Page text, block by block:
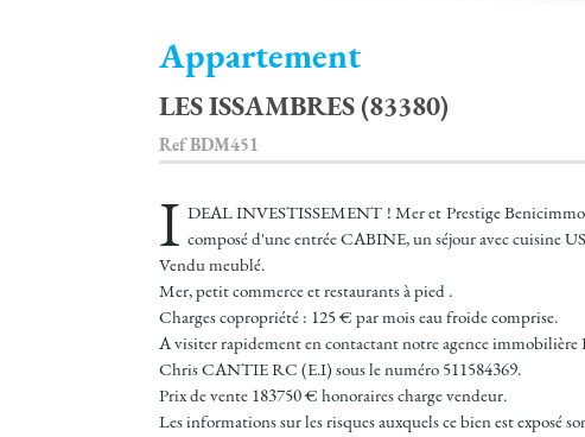
Appartement
LES ISSAMBRES (83380)
RefBDM451
I DEAL INVESTISSEMENT ! Mer et Prestige Benicimmo
composé d'une entrée CABINE, un séjour avec cuisine
Vendu meublé.
Mer, petit commerce et restaurants à pied .
Charges copropriété : 125 € par mois eau froide comprise.
A visiter rapidement en contactant notre agence immobilière
Chris CANTIE RC (E.I) sous le numéro 511584369.
Prix de vente 183750 € honoraires charge vendeur.
Les informations sur les risques auxquels ce bien est exposé